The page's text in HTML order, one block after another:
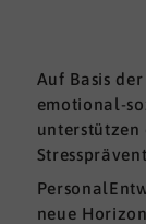
Auf Basis
emotional-
unterstützen
neue